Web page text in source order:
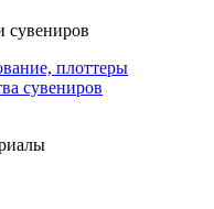
сувениров
плоттеры
сувениров